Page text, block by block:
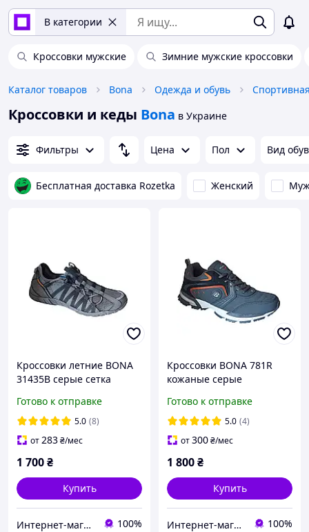
В категории
Кроссовки мужские Зимние мужские кроссовки
Каталог товаров Bona Одежда и обувь
Кроссовки и кеды Bona в Украине
Фильтры Цена Пол Вид
Бесплатная доставка Rozetka Женский
Кроссовки летние BONA
31435B серые сетка
Готово к отправке
5.0 (8)
от283₴/мес
1 700₴
Купить
Интернет-магазин "Престиж" 100%
Кроссовки BONA 781R
кожаные cерые
Готово к отправке
5.0 (4)
от300₴/мес
1 800₴
Купить
Интернет-магазин "Престиж" 100%